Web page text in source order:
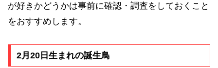
が好きかどうかは事前に確認・調査をしておくこと
をおすすめします。
2月20日生まれの誕生鳥